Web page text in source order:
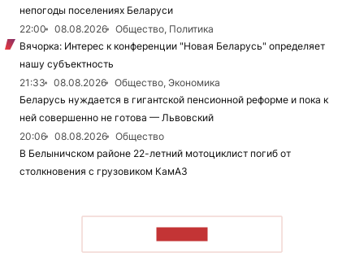
непогоды поселениях Беларуси
22:00
08.08.2026
Общество, Политика
Вячорка: Интерес к конференции "Новая Беларусь" определяет
нашу субъектность
21:33
08.08.2026
Общество, Экономика
Беларусь нуждается в гигантской пенсионной реформе и пока к
ней совершенно не готова — Львовский
20:06
08.08.2026
Общество
В Белыничском районе 22-летний мотоциклист погиб от
столкновения с грузовиком КамАЗ